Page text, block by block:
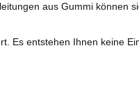
aus Gummi können
Es entstehen Ihnen keine